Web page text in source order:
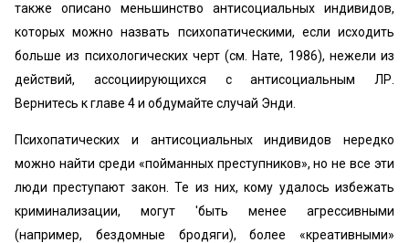
также описано меньшинство антисоциальных индивидов,
которых можно назвать психопатическими, если исходить
больше из психологических черт (см. Нате, 1986), нежели из
действий, ассоциирующихся с антисоциальным ЛР.
Вернитесь к главе 4 и обдумайте случай Энди.
Психопатических и антисоциальных индивидов нередко
можно найти среди «пойманных преступников», но не все эти
люди преступают закон. Те из них, кому удалось избежать
криминализации, могут 'быть менее агрессивными
(например, бездомные бродяги), более «креативными»